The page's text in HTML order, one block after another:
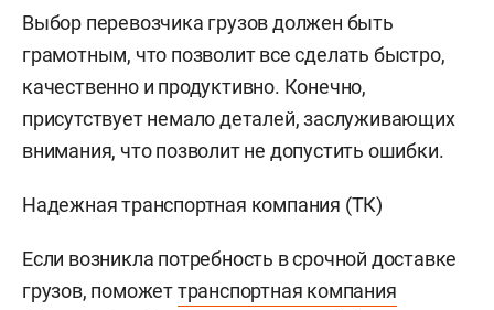
Выбор перевозчика грузов должен быть
грамотным, что позволит все сделать быстро,
качественно и продуктивно. Конечно,
присутствует немало деталей, заслуживающих
внимания, что позволит не допустить ошибки.
Надежная транспортная компания (ТК)
Если возникла потребность в срочной доставке
грузов, поможеттранспортная компания